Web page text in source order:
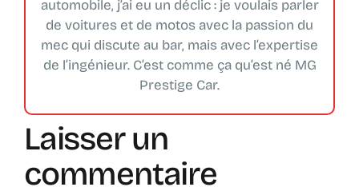
automobile, j’ai eu un déclic : je voulais parler
de voitures et de motos avec la passion du
mec qui discute au bar, mais avec l’expertise
de l’ingénieur. C’est comme ça qu’est né MG
Prestige Car.
Laisser un
commentaire